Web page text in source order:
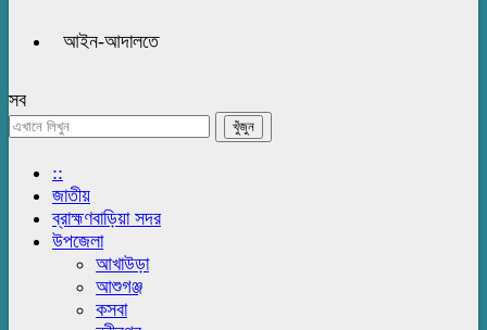
আইন-আদালতে
সব
::
জাতীয়
ব্রাহ্মণবাড়িয়া সদর
উপজেলা
আখাউড়া
আশুগঞ্জ
কসবা